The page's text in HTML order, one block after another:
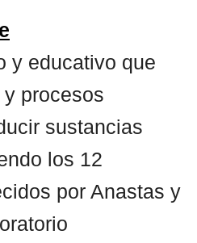
y educativo que
procesos
sustancias
los 12
por Anastas y